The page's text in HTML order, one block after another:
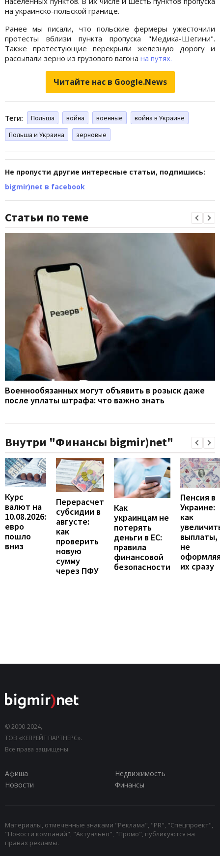
на украинско-польской границе.
Ранее мы писали, что польские фермеры ужесточили
протесты вблизи пункта пропуска "Медика-Шегини".
Также протестующие перекрыли железную дорогу и
рассыпали зерно из грузового вагона на путях.
Читайте нас в Google.News
Теги: Польша война военные
война в Украине
Польша и Украина
зерновые
Не пропусти другие интересные статьи, подпишись:
bigmir)net в facebook
Статьи по теме
Военнообязанных могут объявить в розыск даже
после уплаты штрафа: что важно знать
Внутри "Финансы bigmir)net"
Курс
валют на
10.08.2026:
евро
пошло
вниз
Перерасчет
субсидии в
августе:
как
проверить
новую
сумму
через ПФУ
Как
украинцам не
потерять
деньги в ЕС:
правила
финансовой
безопасности
Пенсия в
Украине:
как
выплаты,
не
их сразу
© 2000-2024,
ТОВ «КЕПРЕЙТ ПАРТНЕРС».
Все права защищены.
Афиша
Недвижимость
Новости
Финансы
Материалы, отмеченные знаками "Реклама", "PR", "Спецпроект",
"Новости компаний", "Актуально", "Промо", публикуются на
правах рекламы.